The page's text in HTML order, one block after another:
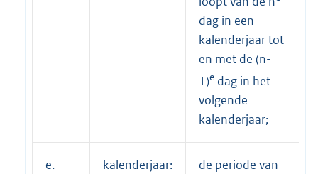
dag in een
kalenderjaar tot
en met de (n-
1)e dag in het
volgende
kalenderjaar;
e. kalenderjaar:
de periode van